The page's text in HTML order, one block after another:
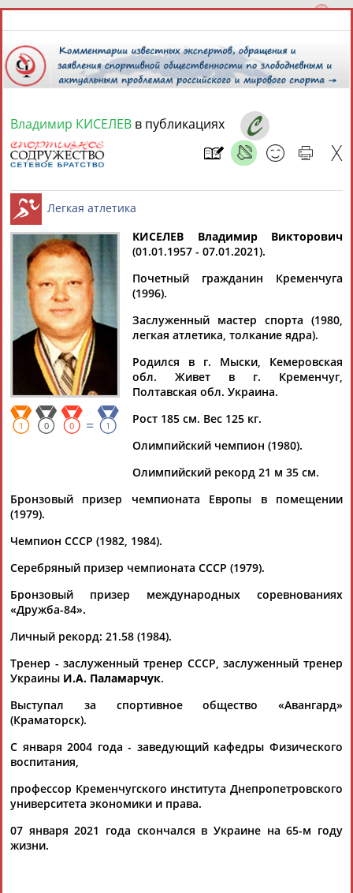
10 августа 2026 года,
СПОРТСМЕНЫ, ТРЕНЕРЫ И СПЕЦИАЛИСТЫ
Найдено: 1персона Расширенный поиск
Владимир
КИСЕЛЕВ
Ваш запрос: "Владимир Киселев"
Документы 1-1 из 1 найденных уникальных документов
Скончался олимпийский чемпион в толкании ядра
Чемпион летних Олимпийских игр - 1980 в толкании ядра
Владимир
КременчугаВладимира Киселева
(Проект:Информационное агентство СТАДИОН)
ТАБЛО АКТИВНОСТИ
ЦЕЛИ ПРОЕКТА НАШИ КНОПКИ
Вопросы сотрудничества и совместной деятельности inform@infosport.ru
Адресов в новостной рассылке: 997
Владимир КИСЕЛЕВ в публикациях
Легкая атлетика
1 0 0 = 1
КИСЕЛЕВ Владимир Викторович
(01.01.1957 - 07.01.2021).
Почетный гражданин Кременчуга
(1996).
Заслуженный мастер спорта (1980,
легкая атлетика, толкание ядра).
Родился в г. Мыски, Кемеровская
обл. Живет в г. Кременчуг,
Полтавская обл. Украина.
Рост 185 см. Вес 125 кг.
Олимпийский чемпион (1980).
Олимпийский рекорд 21 м 35 см.
Бронзовый призер чемпионата Европы в помещении
(1979).
Чемпион СССР (1982, 1984).
Серебряный призер чемпионата СССР (1979).
Бронзовый призер международных соревнованиях
«Дружба-84».
Личный рекорд: 21.58 (1984).
Тренер - заслуженный тренер СССР, заслуженный тренер
Украины И.А. Паламарчук.
Выступал за спортивное общество «Авангард»
(Краматорск).
С января 2004 года - заведующий кафедры Физического
воспитания,
профессор Кременчугского института Днепропетровского
университета экономики и права.
07 января 2021 года скончался в Украине на 65-м году
жизни.